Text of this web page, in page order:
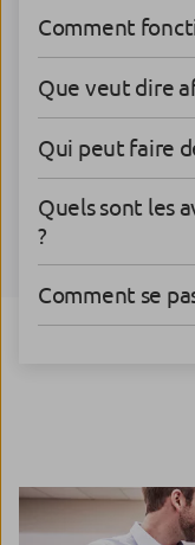
Comment
Que veut dire
Qui peut faire
Quels sont les
?
Comment se